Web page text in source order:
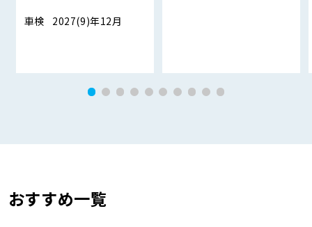
車検 2027(9)年12月
おすすめ一覧